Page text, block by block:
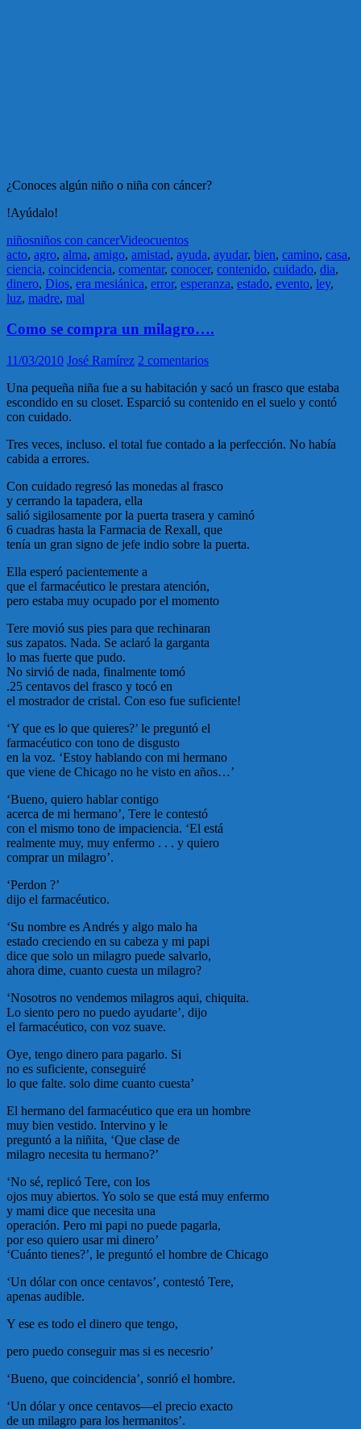
¿Conoces algún niño o niña con cáncer?
!Ayúdalo!
niñosniños con cancerVideocuentos
acto, agro, alma, amigo, amistad, ayuda, ayudar, bien, camino, casa,
ciencia, coincidencia, comentar, conocer, contenido, cuidado, dia,
dinero, Dios, era mesiánica, error, esperanza, estado, evento, ley,
luz, madre, mal
Como se compra un milagro….
11/03/2010 José Ramírez 2 comentarios
Una pequeña niña fue a su habitación y sacó un frasco que estaba
escondido en su closet. Esparció su contenido en el suelo y contó
con cuidado.
Tres veces, incluso. el total fue contado a la perfección. No había
cabida a errores.
Con cuidado regresó las monedas al frasco
y cerrando la tapadera, ella
salió sigilosamente por la puerta trasera y caminó
6 cuadras hasta la Farmacia de Rexall, que
tenía un gran signo de jefe indio sobre la puerta.
Ella esperó pacientemente a
que el farmacéutico le prestara atención,
pero estaba muy ocupado por el momento
Tere movió sus pies para que rechinaran
sus zapatos. Nada. Se aclaró la garganta
lo mas fuerte que pudo.
No sirvió de nada, finalmente tomó
.25 centavos del frasco y tocó en
el mostrador de cristal. Con eso fue suficiente!
‘Y que es lo que quieres?’ le preguntó el
farmacéutico con tono de disgusto
en la voz. ‘Estoy hablando con mi hermano
que viene de Chicago no he visto en años…’
‘Bueno, quiero hablar contigo
acerca de mi hermano’, Tere le contestó
con el mismo tono de impaciencia. ‘El está
realmente muy, muy enfermo . . . y quiero
comprar un milagro’.
‘Perdon ?’
dijo el farmacéutico.
‘Su nombre es Andrés y algo malo ha
estado creciendo en su cabeza y mi papi
dice que solo un milagro puede salvarlo,
ahora dime, cuanto cuesta un milagro?
‘Nosotros no vendemos milagros aqui, chiquita.
Lo siento pero no puedo ayudarte’, dijo
el farmacéutico, con voz suave.
Oye, tengo dinero para pagarlo. Si
no es suficiente, conseguiré
lo que falte. solo dime cuanto cuesta’
El hermano del farmacéutico que era un hombre
muy bien vestido. Intervino y le
preguntó a la niñita, ‘Que clase de
milagro necesita tu hermano?’
‘No sé, replicó Tere, con los
ojos muy abiertos. Yo solo se que está muy enfermo
y mami dice que necesita una
operación. Pero mi papi no puede pagarla,
por eso quiero usar mi dinero’
‘Cuánto tienes?’, le preguntó el hombre de Chicago
‘Un dólar con once centavos’, contestó Tere,
apenas audible.
Y ese es todo el dinero que tengo,
pero puedo conseguir mas si es necesrio’
‘Bueno, que coincidencia’, sonrió el hombre.
‘Un dólar y once centavos—el precio exacto
de un milagro para los hermanitos’.